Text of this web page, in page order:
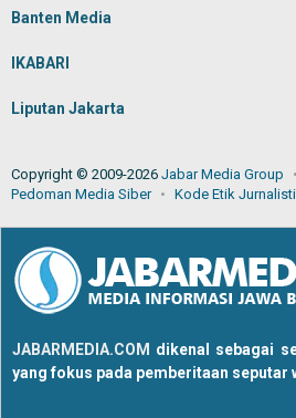
Banten Media
IKABARI
Liputan Jakarta
Copyright © 2009-2026 Jabar Media Group
Pedoman Media Siber
Kode Etik
JABARMEDIA.COM dikenal sebagai
yang fokus pada pemberitaan seputar